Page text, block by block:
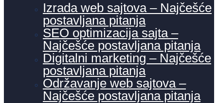
Izrada web sajtova – Najčešće
postavljana pitanja
SEO optimizacija sajta –
Najčešće postavljana pitanja
Digitalni marketing – Najčešće
postavljana pitanja
Održavanje web sajtova –
Najčešće postavljana pitanja